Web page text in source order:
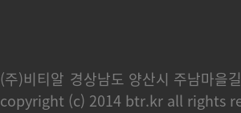
(주)비티알 경상남도 양산시 주남마을
copyright (c) 2014 btr.kr all rights